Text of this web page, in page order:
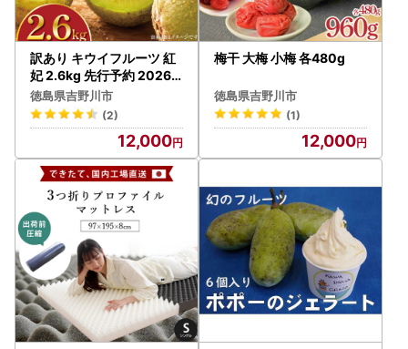
訳あり キウイフルーツ 紅
妃 2.6kg 先行予約 2026
年10月上旬～ キウイ
徳島県吉野川市
(2)
12,000
梅干 大梅 小梅 各480g
徳島県吉野川市
(1)
12,000